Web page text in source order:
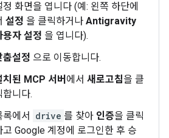
정 화면을 엽니다 (예: 왼쪽 하단에
설정 을 클릭하거나 Antigravity
용자 설정 을 엽니다).
춤설정 으로 이동합니다.
치된 MCP 서버 에서 새로고침을 클
합니다.
록에서
drive 를 찾아 인증을 클릭
고 Google 계정에 로그인한 후 승